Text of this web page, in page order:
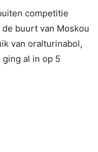
competitie
buurt van Moskou
van oralturinabol,
al in op 5